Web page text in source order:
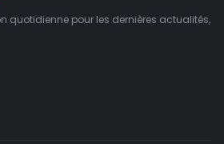
quotidienne pour les dernières actualités,